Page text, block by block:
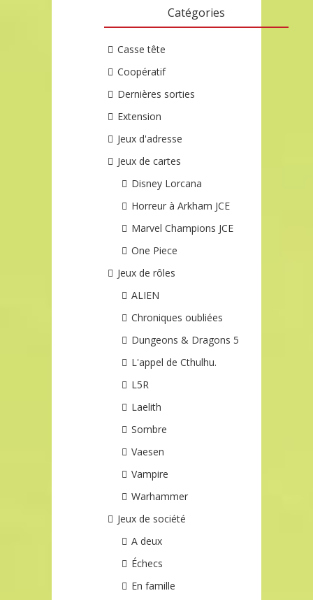
Catégories
Casse tête
Coopératif
Dernières sorties
Extension
Jeux d'adresse
Jeux de cartes
Disney Lorcana
Horreur à Arkham JCE
Marvel Champions JCE
One Piece
Jeux de rôles
ALIEN
Chroniques oubliées
Dungeons & Dragons 5
L'appel de Cthulhu.
L5R
Laelith
Sombre
Vaesen
Vampire
Warhammer
Jeux de société
A deux
Échecs
En famille